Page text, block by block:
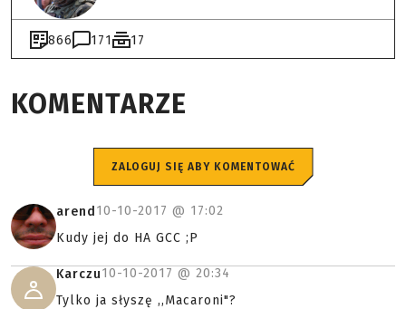
866 171 17
KOMENTARZE
ZALOGUJ SIĘ ABY KOMENTOWAĆ
arend 10-10-2017 @ 17:02
Kudy jej do HA GCC ;P
Karczu10-10-2017 @ 20:34
Tylko ja słyszę ,,Macaroni"?